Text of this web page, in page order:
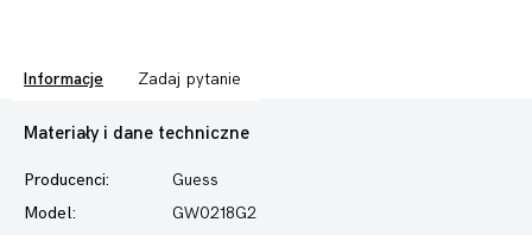
Informacje Zadaj pytanie
Materiały i dane techniczne
Producenci:
Guess
Model:
GW0218G2